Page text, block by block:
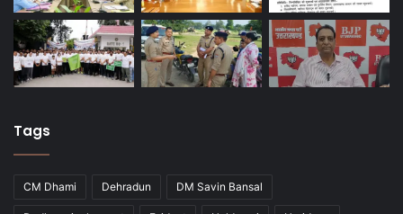
Tags
CM Dhami Dehradun DM Savin Bansal